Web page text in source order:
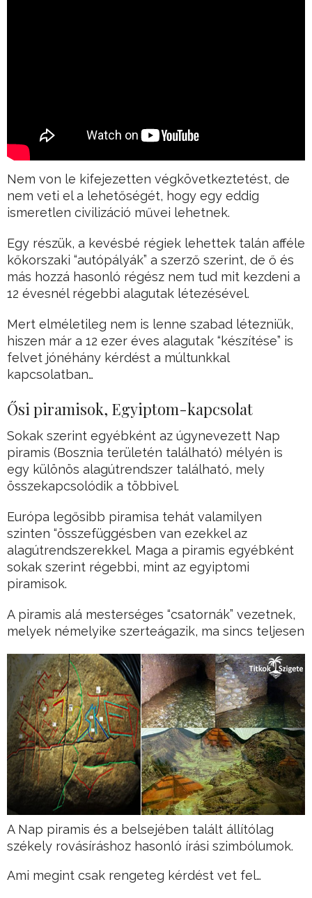
Nem von le kifejezetten végkövetkeztetést, de
nem veti el a lehetőségét, hogy egy eddig
ismeretlen civilizáció művei lehetnek.
Egy részük, a kevésbé régiek lehettek talán afféle
kőkorszaki “autópályák” a szerző szerint, de ő és
más hozzá hasonló régész nem tud mit kezdeni a
12 évesnél régebbi alagutak létezésével.
Mert elméletileg nem is lenne szabad létezniük,
hiszen már a 12 ezer éves alagutak “készítése” is
felvet jónéhány kérdést a múltunkkal
kapcsolatban…
Ősi piramisok, Egyiptom-kapcsolat
Sokak szerint egyébként az úgynevezett Nap
piramis (Bosznia területén található) mélyén is
egy különös alagútrendszer található, mely
összekapcsolódik a többivel.
Európa legősibb piramisa tehát valamilyen
szinten “összefüggésben van ezekkel az
alagútrendszerekkel. Maga a piramis egyébként
sokak szerint régebbi, mint az egyiptomi
piramisok.
A piramis alá mesterséges “csatornák” vezetnek,
melyek némelyike szerteágazik, ma sincs teljesen
A Nap piramis és a belsejében talált állítólag
székely rovásíráshoz hasonló írási szimbólumok.
Ami megint csak rengeteg kérdést vet fel…